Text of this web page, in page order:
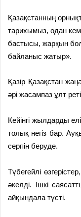
Қазақстанның
тарихымыз, одан кем
бастысы, жарқын
байланыс жатыр».
Қазір Қазақстан
әрі жасампаз ұлт
Кейінгі жылдарды
толық негіз бар.
серпін беруде.
Түбегейлі
әкелді. Ішкі
айқындала түсті.